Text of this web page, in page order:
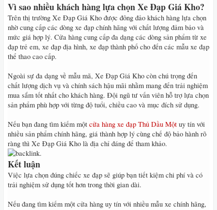
Vì sao nhiều khách hàng lựa chọn Xe Đạp Giá Kho?
Trên thị trường Xe Đạp Giá Kho được đông đảo khách hàng lựa chọn
nhờ cung cấp các dòng xe đạp chính hãng với chất lượng đảm bảo và
mức giá hợp lý. Cửa hàng cung cấp đa dạng các dòng sản phẩm từ xe
đạp trẻ em, xe đạp địa hình, xe đạp thành phố cho đến các mẫu xe đạp
thể thao cao cấp.
Ngoài sự đa dạng về mẫu mã, Xe Đạp Giá Kho còn chú trọng đến
chất lượng dịch vụ và chính sách hậu mãi nhằm mang đến trải nghiệm
mua sắm tốt nhất cho khách hàng. Đội ngũ tư vấn viên hỗ trợ lựa chọn
sản phẩm phù hợp với từng độ tuổi, chiều cao và mục đích sử dụng.
Nếu bạn đang tìm kiếm một cửa hàng xe đạp Thủ Dầu Một uy tín với
nhiều sản phẩm chính hãng, giá thành hợp lý cùng chế độ bảo hành rõ
ràng thì Xe Đạp Giá Kho là địa chỉ đáng để tham khảo.
Kết luận
Việc lựa chọn đúng chiếc xe đạp sẽ giúp bạn tiết kiệm chi phí và có
trải nghiệm sử dụng tốt hơn trong thời gian dài.
Nếu đang tìm kiếm một cửa hàng uy tín với nhiều mẫu xe chính hãng,